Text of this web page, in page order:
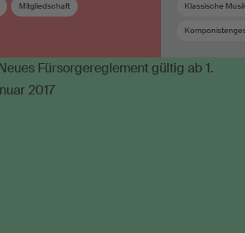
Mitgliedschaft Klassische